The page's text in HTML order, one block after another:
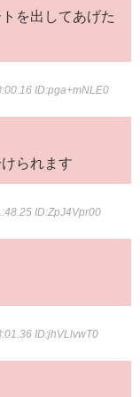
を出してあげた
ID:pga+mNLE0
られます
ID:ZpJ4Vpr00
ID:jhVLlvwT0